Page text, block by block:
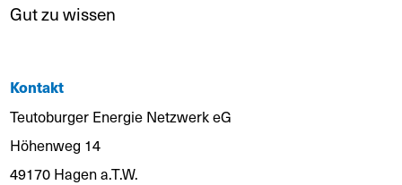
Gut zu wissen
Kontakt
Teutoburger Energie Netzwerk eG
Höhenweg 14
49170 Hagen a.T.W.